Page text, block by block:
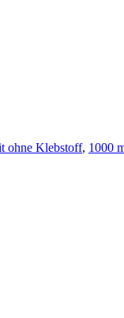
ohne Klebstoff, 1000